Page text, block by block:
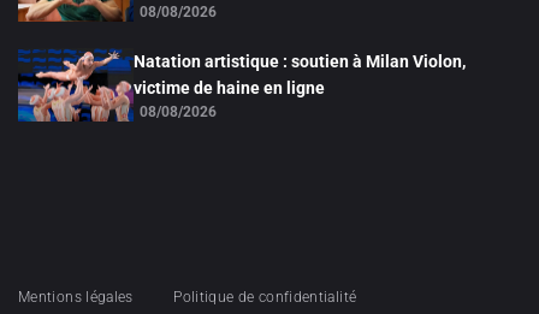
08/08/2026
Natation artistique : soutien à Milan Violon,
victime de haine en ligne
08/08/2026
Mentions légales Politique de confidentialité